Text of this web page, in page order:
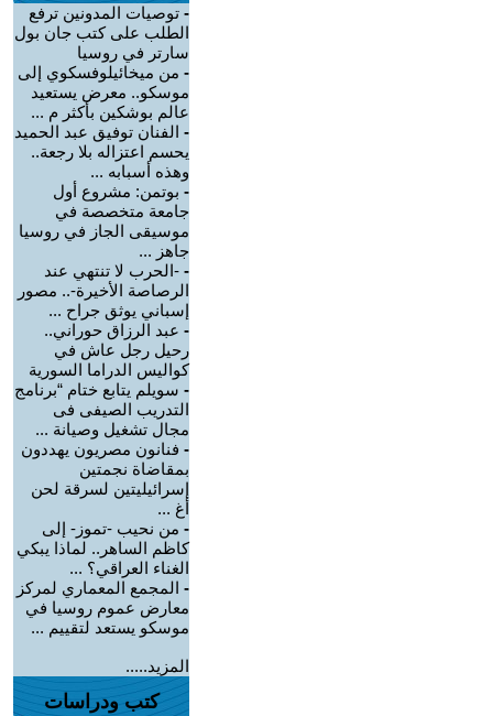
- توصيات المدونين ترفع
الطلب على كتب جان بول
سارتر في روسيا
- من ميخائيلوفسكوي إلى
موسكو.. معرض يستعيد
عالم بوشكين بأكثر م ...
- الفنان توفيق عبد الحميد
يحسم اعتزاله بلا رجعة..
وهذه أسبابه ...
- بوتمن: مشروع أول
جامعة متخصصة في
موسيقى الجاز في روسيا
جاهز ...
- -الحرب لا تنتهي عند
الرصاصة الأخيرة-.. مصور
إسباني يوثق جراح ...
- عبد الرزاق حوراني..
رحيل رجل عاش في
كواليس الدراما السورية
- سويلم يتابع ختام “برنامج
التدريب الصيفى فى
مجال تشغيل وصيانة ...
- فنانون مصريون يهددون
بمقاضاة نجمتين
إسرائيليتين لسرقة لحن
أغ ...
- من نحيب -تموز- إلى
كاظم الساهر.. لماذا يبكي
الغناء العراقي؟ ...
- المجمع المعماري لمركز
معارض عموم روسيا في
موسكو يستعد لتقييم ...
المزيد.....
كتب ودراسات